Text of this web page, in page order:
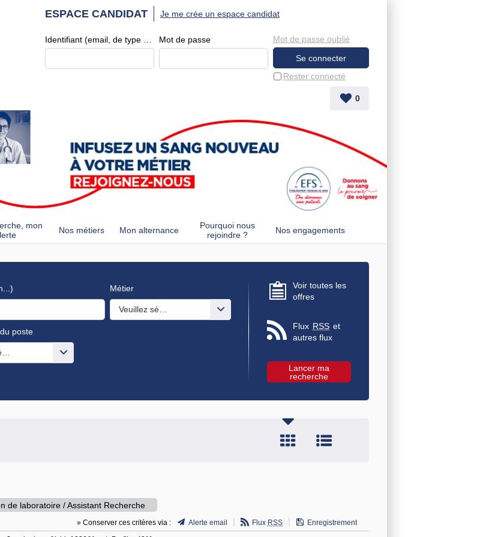
ESPACE CANDIDAT
Mot de passe
Rester connecté
Mot de passe oublié
Je me crée un espace candidat
0
mon
Nos métiers Mon alternance
Pourquoi nous
rejoindre ?
Nos engagements
Métier
Veuillez sélectionner une ou des valeurs
poste
une ou des valeurs
Voir toutes les
offres
Flux RSS et
autres flux
de laboratoire / Assistant Recherche
» Conserver ces critères via : Alerte email Flux RSS
Enregistrement